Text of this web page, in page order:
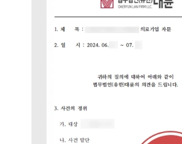
그룹소개
그룹소개
대륜의 강점
오시는 길
글로벌 파트너 로펌